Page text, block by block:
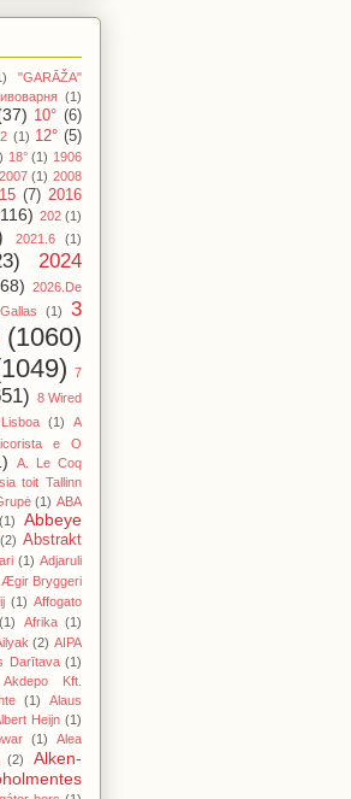
"GARĀŽA"
(1)
10° (6)
(1) 12° (5)
18° (1) 1906
2007 (1) 2008
(7) 2016
202 (1)
2021.6 (1)
2024
2026.De
(1)
3
(1060)
7
8 Wired
(1)
A
e O
A. Le Coq
toit Tallinn
(1) ABA
(1)
Abbeye
(2) Abstrakt
(1) Adjaruli
Ægir Bryggeri
(1) Affogato
(1) Afrika (1)
(2) AIPA
Darītava (1)
Akdepo Kft.
(1)
Alaus
Heijn (1)
(1)
Alea
(2)
Alken-